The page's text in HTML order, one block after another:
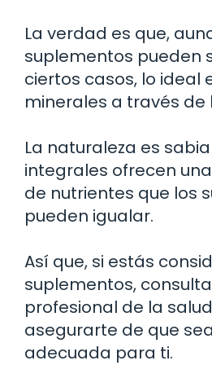
La verdad es que,
suplementos pueden
ciertos casos, lo ideal
minerales a través de
La naturaleza es
integrales ofrecen
de nutrientes que los
pueden igualar.
Así que, si estás
suplementos,
profesional de la
asegurarte de que
adecuada para ti.